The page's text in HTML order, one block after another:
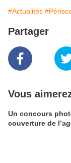
#Actualités
Partager
Vous
Un concours
couverture de